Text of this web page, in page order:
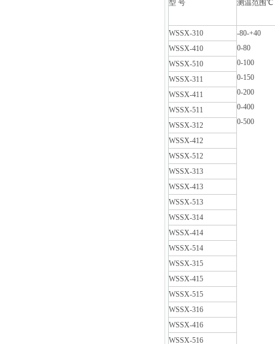
型 号 测温范围℃
WSSX-310
-80-+40
0-80
0-100
0-150
0-200
0-400
0-500
WSSX-410
WSSX-510
WSSX-311
WSSX-411
WSSX-511
WSSX-312
WSSX-412
WSSX-512
WSSX-313
WSSX-413
WSSX-513
WSSX-314
WSSX-414
WSSX-514
WSSX-315
WSSX-415
WSSX-515
WSSX-316
WSSX-416
WSSX-516